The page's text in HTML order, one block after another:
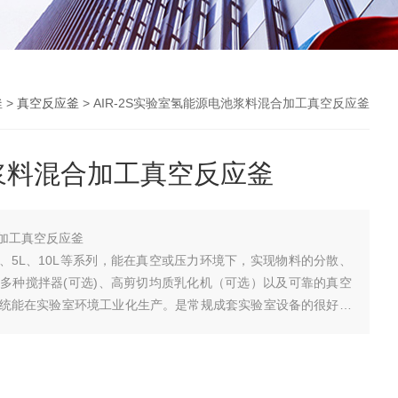
> 真空反应釜 > AIR-2S实验室氢能源电池浆料混合加工真空反应釜
混合加工真空反应釜
工真空反应釜
5L、10L等系列，能在真空或压力环境下，实现物料的分散、
种搅拌器(可选)、高剪切均质乳化机（可选）以及可靠的真空
能在实验室环境工业化生产。是常规成套实验室设备的很好选